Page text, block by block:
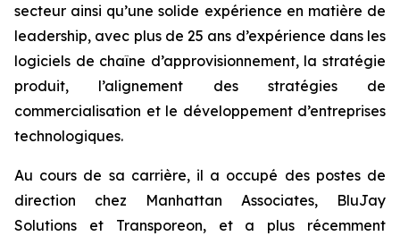
secteur ainsi qu’une solide expérience en matière de
leadership, avec plus de 25 ans d’expérience dans les
logiciels de chaîne d’approvisionnement, la stratégie
produit, l’alignement des stratégies de
commercialisation et le développement d’entreprises
technologiques.
Au cours de sa carrière, il a occupé des postes de
direction chez Manhattan Associates, BluJay
Solutions et Transporeon, et a plus récemment